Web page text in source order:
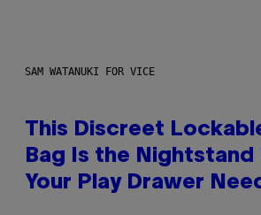
SAM WATANUKI FOR VICE
This Discreet
Bag Is the Nightstand
Your Play Drawer